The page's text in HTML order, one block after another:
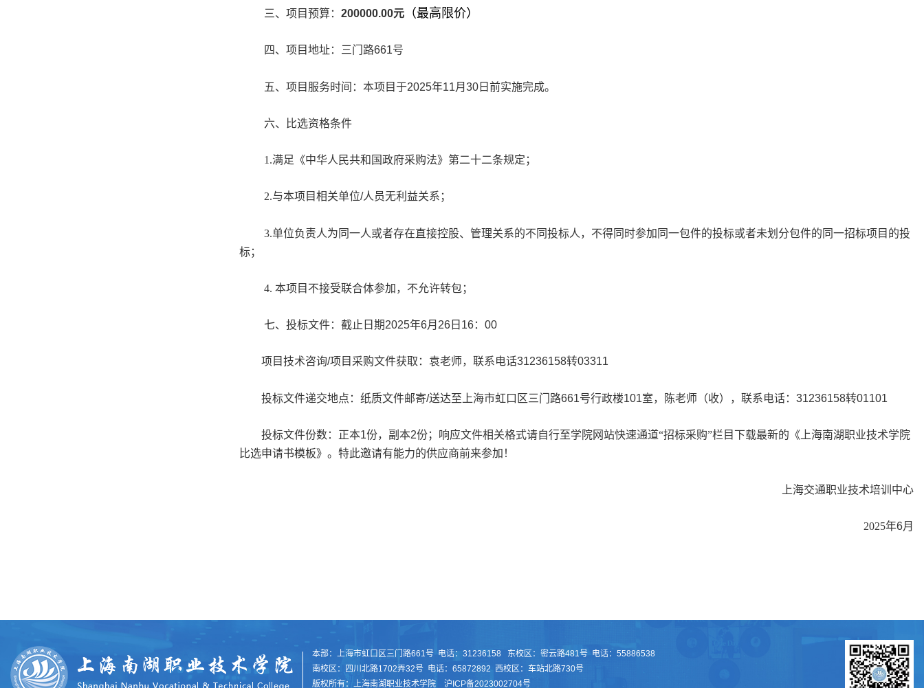
三、项目预算： 200000.00元（最高限价）
四、项目地址：三门路661号
五、项目服务时间： 本项目于2025年11月 30日前实施完成。
六、比选资格条件
1.满足《中华人民共和国政府采购法》第二十二条规定；
2.与本项目相关单位/人员无利益关系；
3.单位负责人为同一人或者存在直接控股、管理关系的不同投标人，不得同时参加同一包件的投标或者未划分包件的同一招标项目的投
标；
4. 本项目不接受联合体参加，不允许转包；
七、投标文件：截止日期2025年6月 26日 16： 00
项目技术咨询/项目采购文件获取：袁老师，联系电话31236158转03311
投标文件递交地点：纸质文件邮寄/送达至上海市虹口区三门路661号行政楼101室，陈老师（收），联系电话： 31236158转01101
投标文件份数：正本1份，副本2份；响应文件相关格式请自行至学院网站快速通道“招标采购”栏目下载最新的《上海南湖职业技术学院
比选申请书模板》。 特此邀请有能力的供应商前来参加！
上海交通职业技术培训中心
2025年6月
本部：上海市虹口区三门路661号 电话：31236158 东校区：密云路481号 电话：55886538
南校区：四川北路1702弄32号 电话：65872892 西校区：车站北路730号
版权所有：上海南湖职业技术学院 沪ICP备2023002704号